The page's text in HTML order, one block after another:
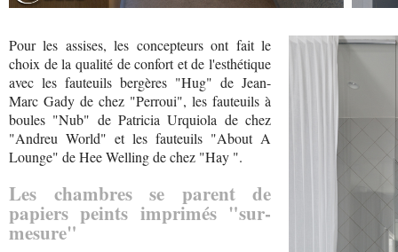
Pour les assises, les concepteurs ont fait le
choix de la qualité de confort et de l'esthétique
avec les fauteuils bergères "Hug" de Jean-
Marc Gady de chez "Perroui", les fauteuils à
boules "Nub" de Patricia Urquiola de chez
"Andreu World" et les fauteuils "About A
Lounge" de Hee Welling de chez "Hay ".
Les chambres se parent de
papiers peints imprimés "sur-
mesure"